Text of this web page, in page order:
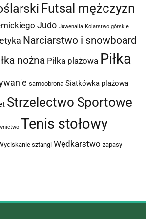
Futsal mężczyzn
Judo Juwenalia Kolarstwo górskie
Narciarstwo i snowboard
nożna Piłka plażowa Piłka
samoobrona Siatkówka plażowa
Strzelectwo Sportowe
Tenis stołowy
sztangi Wędkarstwo zapasy